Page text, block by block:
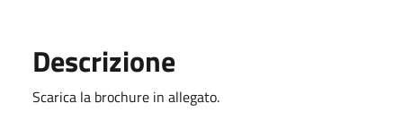
Descrizione
Scarica la brochure in allegato.